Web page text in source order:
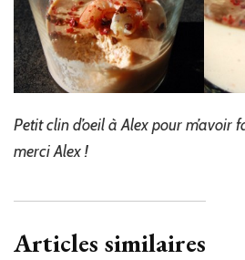
Petit clin d’oeil à Alex pour m’avoir
merci Alex !
Articles similaires